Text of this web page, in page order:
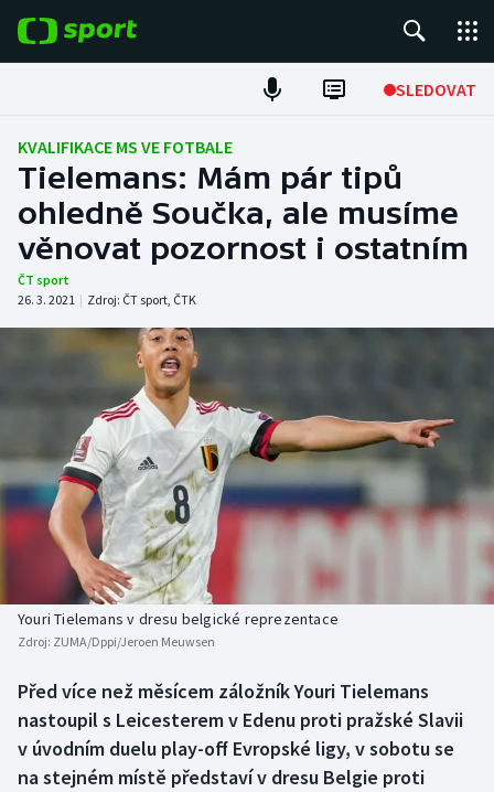
SLEDOVAT
Fotbal
Hokej
Tenis
Atletika
Cyklistika
DALŠÍ SPORTY
Americký fotbal
Baseball a softbal
Basketbal
Biatlon
Box
Curling
NEPŘEHLÉDNĚTE
Soutěže
Historické návraty
Aplikace ČT sport
KVALIFIKACE MS VE FOTBALE
Tielemans: Mám pár tipů
ohledně Součka, ale musíme
věnovat pozornost i ostatním
ČT sport
26. 3. 2021 | Zdroj: ČT sport, ČTK
Youri Tielemans v dresu belgické reprezentace
Zdroj: ZUMA/Dppi/Jeroen Meuwsen
Před více než měsícem záložník Youri Tielemans
nastoupil s Leicesterem v Edenu proti pražské Slavii
v úvodním duelu play-off Evropské ligy, v sobotu se
na stejném místě představí v dresu Belgie proti